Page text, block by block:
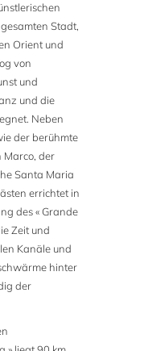
Stadt,
Orient und
von
und
und die
Neben
der berühmte
Marco, der
Santa Maria
errichtet in
des « Grande
Zeit und
Kanäle und
hinter
der